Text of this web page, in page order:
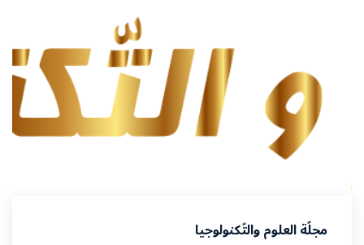
مجلّة العلوم والتّكنولوجيا